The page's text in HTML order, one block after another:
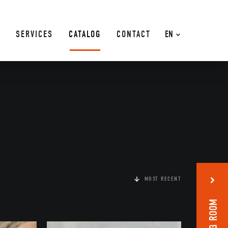
EN
SERVICES CATALOG CONTACT
MOST RECENT